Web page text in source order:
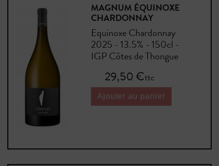
MAGNUM ÉQUINOXE
CHARDONNAY
Equinoxe Chardonnay
2025 - 13.5% - 150cl -
IGP Côtes de Thongue
Prix29,50 €ttc
Ajouter au panier